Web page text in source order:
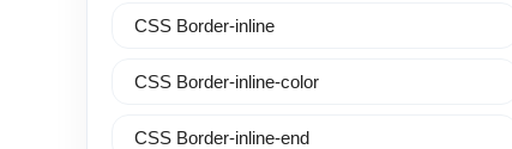
CSS Border-inline
CSS Border-inline-color
CSS Border-inline-end